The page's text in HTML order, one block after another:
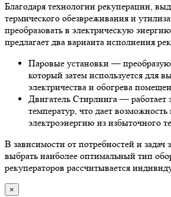
Благодаря технологии рекуперации,
термического обезвреживания и
преобразовать в электрическую
предлагает два варианта исполнения
Паровые установки —
который затем используется для
электричества и обогрева
Двигатель Стирлинга — работает
температур, что дает возможность
электроэнергию из избыточного
В зависимости от потребностей и задач
выбрать наиболее оптимальный тип
рекуператоров рассчитывается
×